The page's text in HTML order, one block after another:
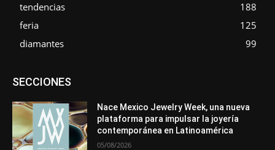
tendencias
188
feria
125
diamantes
99
SECCIONESAsociaciones
Entrevistas
Opiniones
Premios Secciones
Sucesos
Más
Nace Mexico Jewelry Week, una nueva
plataforma para impulsar la joyería
contemporánea en Latinoamérica
05/08/2026